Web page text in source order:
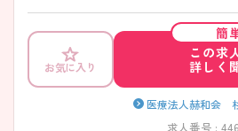
す。 ご興味のある方は是非ご応募ください
お気に入り
簡
この求
詳しく
医療法人赫和会
求人番号 :